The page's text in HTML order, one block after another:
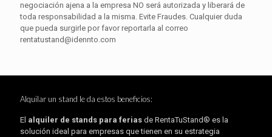
negociación ajena a la empresa NO será autorizada y liberará de
toda responsabilidad a la misma. Evite Fraudes. Cualquier duda
que pueda surgirle por favor reportarla al correo
rentatustand@idennto.com
Alquilar un stand le da estos beneficios:
El alquiler de stands para ferias de RentaTuStand® es la
solución ideal para empresas que tienen en su estrategia